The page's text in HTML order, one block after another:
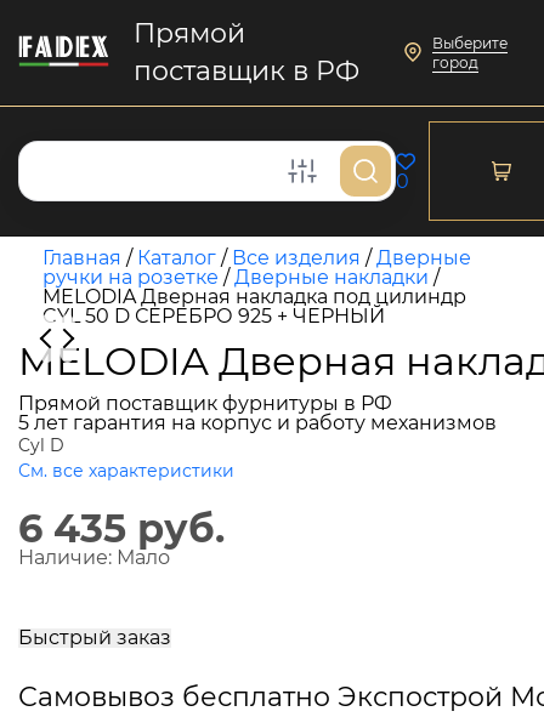
Прямой
поставщик в РФ
Выберите
город
0
Главная / Каталог / Все изделия /Дверные
ручки на розетке /Дверные накладки /
MELODIA Дверная накладка под цилиндр
CYL 50 D СЕРЕБРО 925 + ЧЕРНЫЙ
MELODIA Дверная
Прямой поставщик фурнитуры в РФ
5 лет гарантия на корпус и работу механизмов
Cyl D
См. все характеристики
6 435 руб.
Наличие: Мало
Быстрый заказ
Самовывоз бесплатно Экспострой